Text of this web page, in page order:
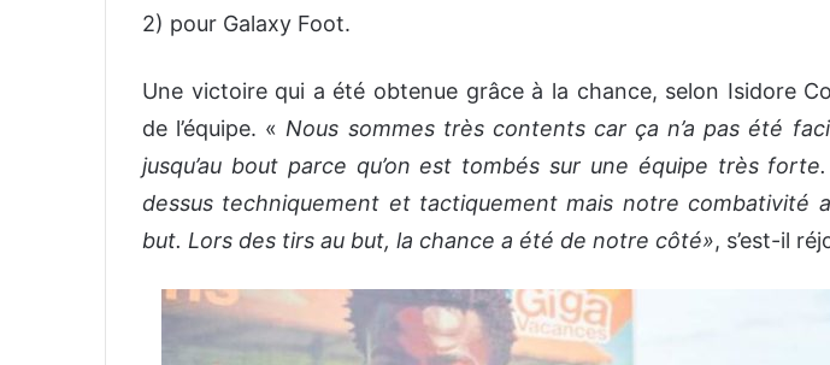
2) pour Galaxy Foot.
Une victoire qui a été obtenue grâce à la chance, selon Isidore
de l’équipe. « Nous sommes très contents car ça n’a pas été
jusqu’au bout parce qu’on est tombés sur une équipe très forte.
dessus techniquement et tactiquement mais notre combativité
but. Lors des tirs au but, la chance a été de notre côté», s’est-il